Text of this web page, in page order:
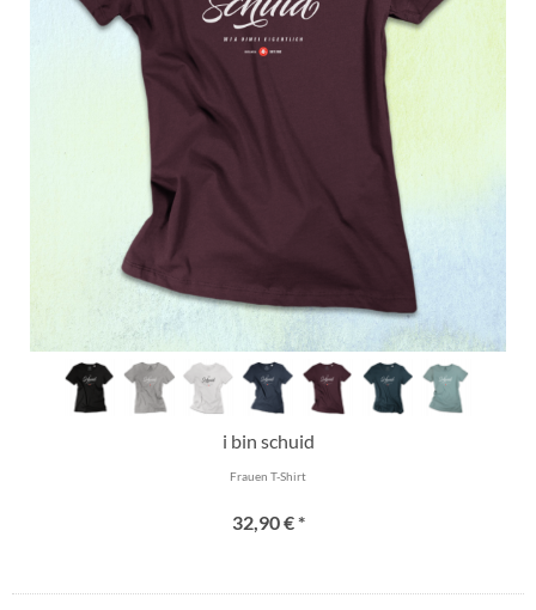
i bin schuid
Frauen T-Shirt
32,90 € *